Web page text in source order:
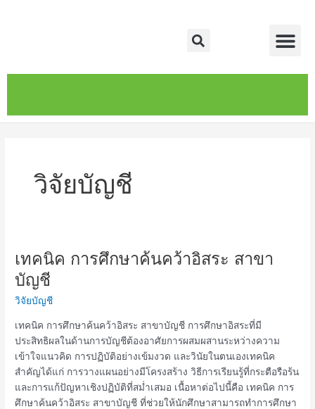
Search
วิจัยบัญชี
เทคนิค การศึกษาค้นคว้าอิสระ สาขา
บัญชี
วิจัยบัญชี
เทคนิค การศึกษาค้นคว้าอิสระ สาขาบัญชี การศึกษาอิสระที่มี
ประสิทธิผลในด้านการบัญชีต้องอาศัยการผสมผสานระหว่างความ
เข้าใจแนวคิด การปฏิบัติอย่างเข้มงวด และวินัยในตนเองเทคนิค
สำคัญได้แก่ การวางแผนอย่างมีโครงสร้าง วิธีการเรียนรู้ที่กระตือรือร้น
และการแก้ปัญหาเชิงปฏิบัติที่สม่ำเสมอ เนื้อหาต่อไปนี้คือ เทคนิค การ
ศึกษาค้นคว้าอิสระ สาขาบัญชี ที่ช่วยให้นักศึกษาสามารถทำการศึกษา
เทคนิค
การ
ศึกษา
ค้นคว้า